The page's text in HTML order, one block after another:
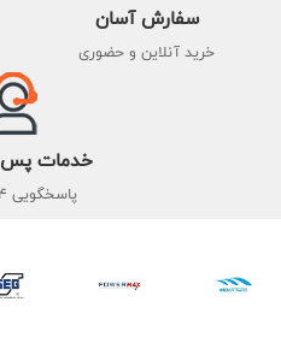
سفارش آسان
خرید آنلاین و حضوری
خدمات پس
پاسخگویی 24 ساعته